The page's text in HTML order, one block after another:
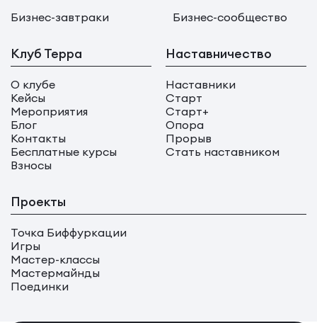
Бизнес-завтраки
Бизнес-сообщество
Клуб Терра
О клубе
Кейсы
Мероприятия
Блог
Контакты
Бесплатные курсы
Взносы
Наставничество
Наставники
Старт
Старт+
Опора
Прорыв
Стать наставником
Проекты
Точка Биффуркации
Игры
Мастер-классы
Мастермайнды
Поединки